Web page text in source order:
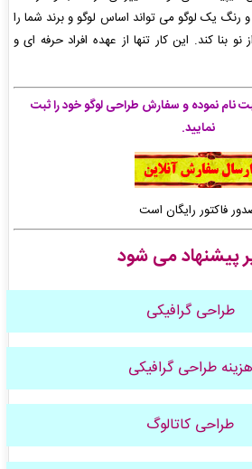
و رنگ یک لوگو می تواند اساس لوگو و برند شما را
بنا کند. این کار تنها از عهده افراد حرفه ای و
نام نموده و سفارش طراحی لوگو خود را ثبت
نمایید.
فاکتور رایگان است
پیشنهاد می شود
طراحی گرافیکی
هزینه طراحی گرافیکی
طراحی کاتالوگ